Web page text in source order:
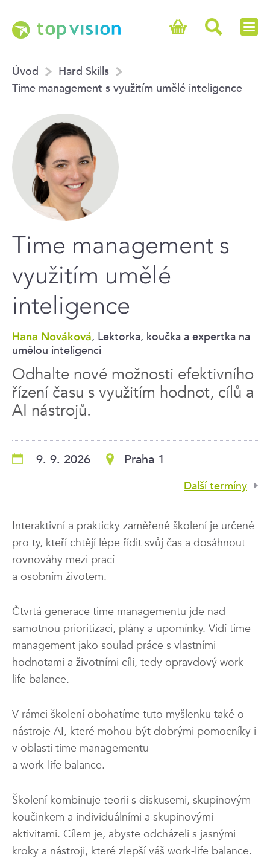
Úvod
Hard Skills
Time management s využitím umělé inteligence
Time management s
využitím umělé
inteligence
Hana Nováková, Lektorka, koučka a expertka na
umělou inteligenci
Odhalte nové možnosti efektivního
řízení času s využitím hodnot, cílů a
AI nástrojů.
9. 9. 2026 Praha 1
Další termíny
Interaktivní a prakticky zaměřené školení je určené
pro ty, kteří chtějí lépe řídit svůj čas a dosáhnout
rovnováhy mezi prací
a osobním životem.
Čtvrtá generace time managementu jde nad
samotnou prioritizaci, plány a upomínky. Vidí time
management jako soulad práce s vlastními
hodnotami a životními cíli, tedy opravdový work-
life balance.
V rámci školení obohatíme tuto myšlenku také o
nástroje AI, které mohou být dobrými pomocníky i
v oblasti time managementu
a work-life balance.
Školení kombinuje teorii s diskusemi, skupinovým
koučinkem a individuálními a skupinovými
aktivitami. Cílem je, abyste odcházeli s jasnými
kroky a nástroji, které zlepší váš work-life balance.